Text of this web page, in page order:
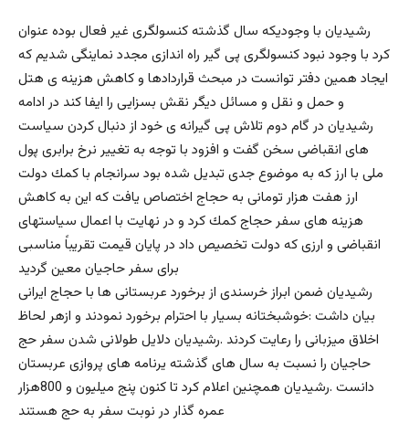
رشيديان با وجوديكه سال گذشته كنسولگرى غير فعال بوده عنوان
كرد با وجود نبود كنسولگرى پى گير راه اندازى مجدد نماينگى شديم كه
ايجاد همين دفتر توانست در مبحث قراردادها و كاهش هزينه ى هتل
و حمل و نقل و مسائل ديگر نقش بسزايى را ايفا كند در ادامه
رشيديان در گام دوم تلاش پى گيرانه ى خود از دنبال كردن سياست
هاى انقباضى سخن گفت و افزود با توجه به تغيير نرخ برابرى پول
ملى با ارز كه به موضوع جدى تبديل شده بود سرانجام با كمك دولت
ارز هفت هزار تومانى به حجاج اختصاص يافت كه اين به كاهش
هزينه هاى سفر حجاج كمك كرد و در نهايت با اعمال سياستهاى
انقباضى و ارزى كه دولت تخصيص داد در پايان قيمت تقريباً مناسبى
براى سفر حاجيان معين گرديد
رشيديان ضمن ابراز خرسندى از برخورد عربستانى ها با حجاج ايرانى
بيان داشت :خوشبختانه بسيار با احترام برخورد نمودند و ازهر لحاظ
اخلاق ميزبانى را رعايت كردند .رشيديان دلايل طولانى شدن سفر حج
حاجيان را نسبت به سال هاى گذشته یرنامه هاى پروازى عربستان
دانست .رشيديان همچنین اعلام كرد تا كنون پنج ميليون و 800هزار
عمره گذار در نوبت سفر به حج هستند